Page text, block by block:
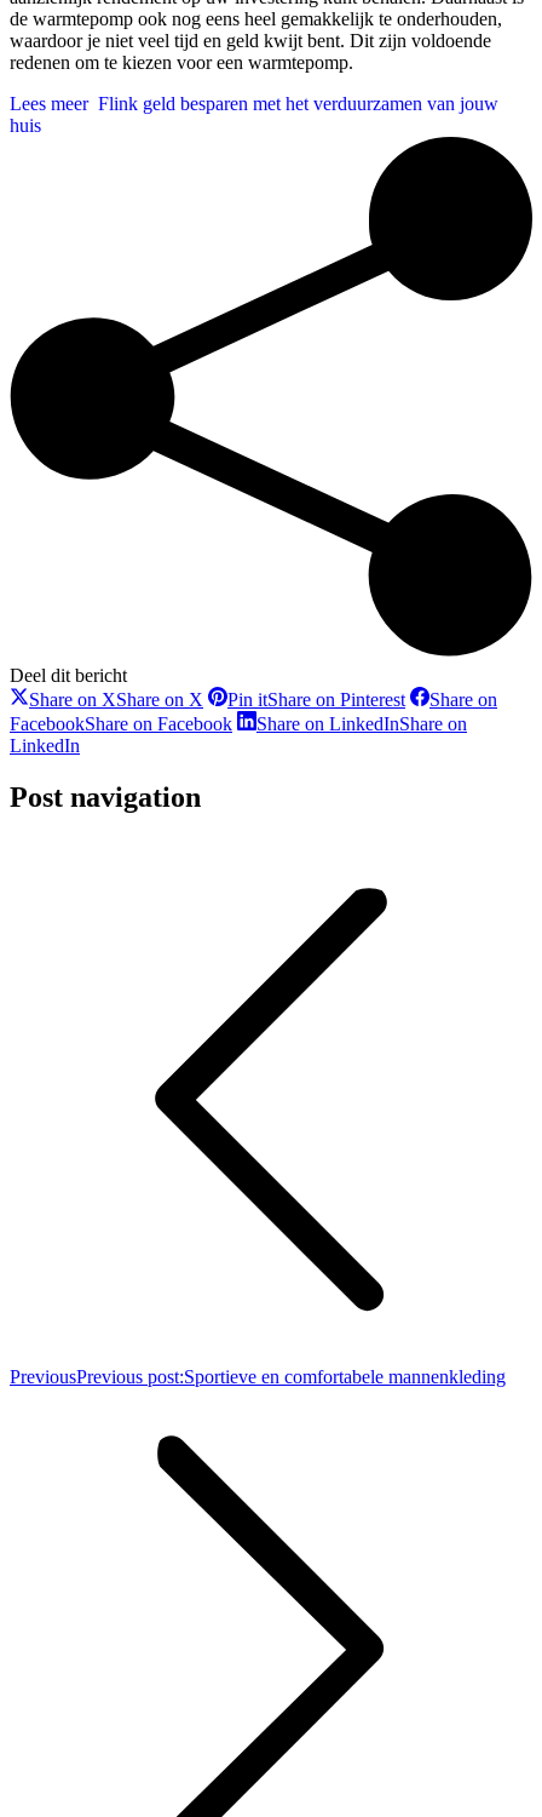
de warmtepomp ook nog eens heel gemakkelijk te onderhouden,
waardoor je niet veel tijd en geld kwijt bent. Dit zijn voldoende
redenen om te kiezen voor een warmtepomp.
Lees meer Flink geld besparen met het verduurzamen van jouw
huis
Deel dit bericht
Share on XShare on X Pin itShare on Pinterest
Share on
FacebookShare on Facebook Share on LinkedInShare on
LinkedIn
Post navigation
PreviousPrevious post:Sportieve en comfortabele mannenkleding